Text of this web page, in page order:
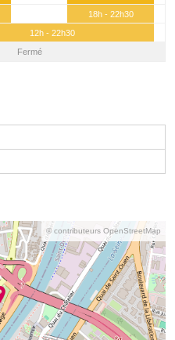
18h - 22h30
12h - 22h30
Fermé
© contributeurs OpenStreetMap